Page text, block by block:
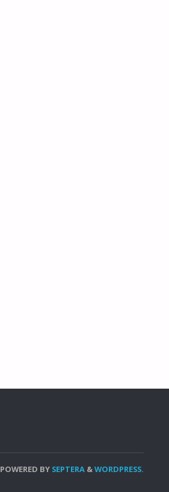
POWERED BY SEPTERA &WORDPRESS.